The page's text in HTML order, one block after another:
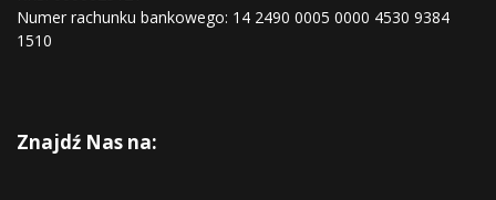
Numer rachunku bankowego: 14 2490 0005 0000 4530 9384
1510
Znajdź Nas na: